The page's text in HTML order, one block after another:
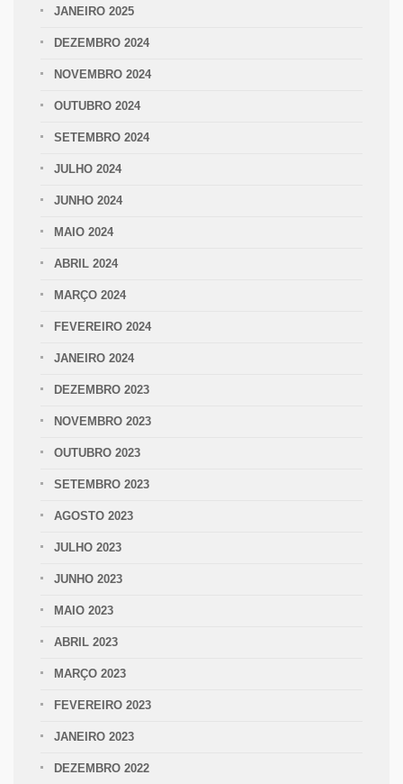
JANEIRO 2025
DEZEMBRO 2024
NOVEMBRO 2024
OUTUBRO 2024
SETEMBRO 2024
JULHO 2024
JUNHO 2024
MAIO 2024
ABRIL 2024
MARÇO 2024
FEVEREIRO 2024
JANEIRO 2024
DEZEMBRO 2023
NOVEMBRO 2023
OUTUBRO 2023
SETEMBRO 2023
AGOSTO 2023
JULHO 2023
JUNHO 2023
MAIO 2023
ABRIL 2023
MARÇO 2023
FEVEREIRO 2023
JANEIRO 2023
DEZEMBRO 2022